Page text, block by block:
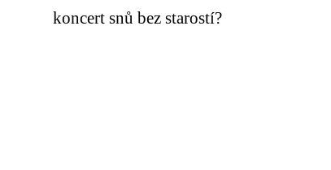
koncert snů bez starostí?